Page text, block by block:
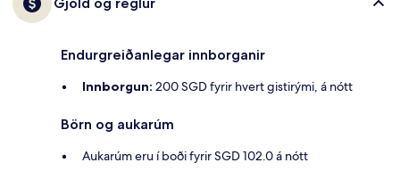
Endurgreiðanlegar innborganir
Innborgun: 200 SGD fyrir hvert gistirými, á nótt
Börn og aukarúm
Aukarúm eru í boði fyrir SGD 102.0 á nótt